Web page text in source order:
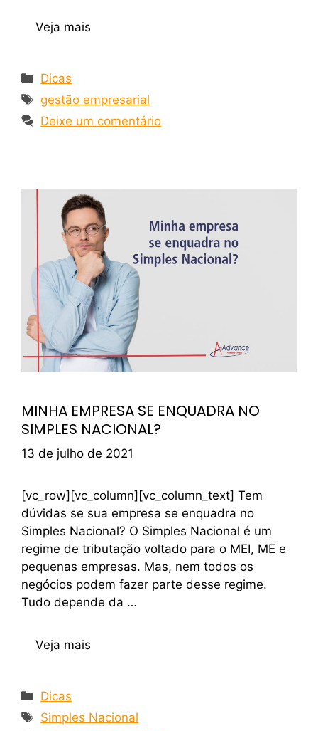
Veja mais
Dicas
gestão empresarial
Deixe um comentário
MINHA EMPRESA SE ENQUADRA NO
SIMPLES NACIONAL?
13 de julho de 2021
[vc_row][vc_column][vc_column_text] Tem
dúvidas se sua empresa se enquadra no
Simples Nacional? O Simples Nacional é um
regime de tributação voltado para o MEI, ME e
pequenas empresas. Mas, nem todos os
negócios podem fazer parte desse regime.
Tudo depende da …
Veja mais
Dicas
Simples Nacional